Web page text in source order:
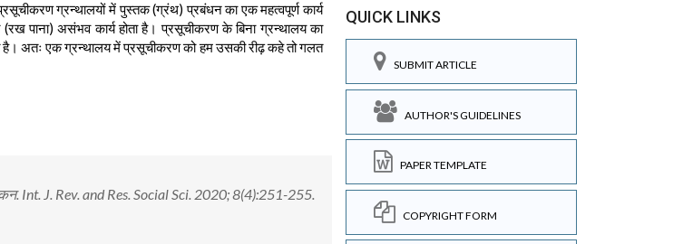
ग्रन्थालयों में पुस्तक (ग्रंथ) प्रबंधन का एक महत्वपूर्ण कार्य
पाना) असंभव कार्य होता है। प्रसूचीकरण के बिना ग्रन्थालय का
है। अतः एक ग्रन्थालय में प्रसूचीकरण को हम उसकी रीढ़ कहे तो गलत
Int. J. Rev. and Res. Social Sci. 2020; 8(4):251-255.
QUICK LINKS
SUBMIT ARTICLE
AUTHOR'S GUIDELINES
PAPER TEMPLATE
COPYRIGHT FORM